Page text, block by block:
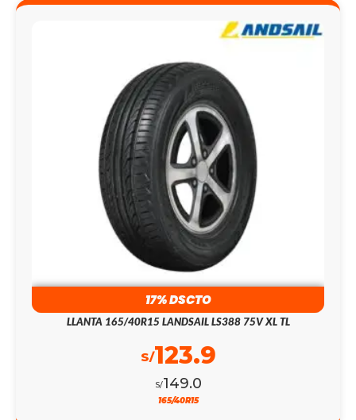
17% DSCTO
LLANTA 165/40R15 LANDSAIL LS388 75V XL TL
S/149.0
S/123.9
165/40R15